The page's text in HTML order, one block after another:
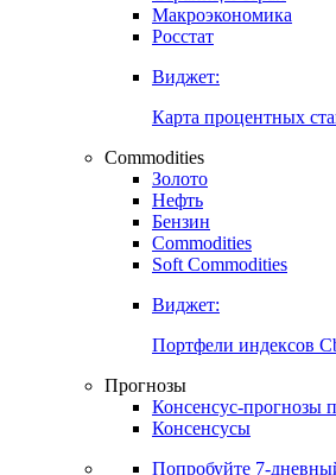
Макроэкономика
Росстат
Виджет:
Карта процентных
Commodities
Золото
Нефть
Бензин
Commodities
Soft Commodities
Виджет:
Портфели индексов
Прогнозы
Консенсус-прогнозы
Консенсусы
Попробуйте 7-